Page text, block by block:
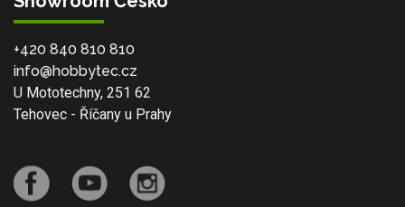
+420 840 810 810
info@hobbytec.cz
U Mototechny, 251 62
Tehovec - Říčany u Prahy